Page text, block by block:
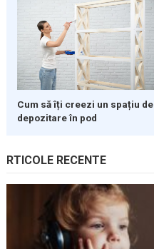
Cum să îți creezi un spațiu de
depozitare în pod
RTICOLE RECENTE